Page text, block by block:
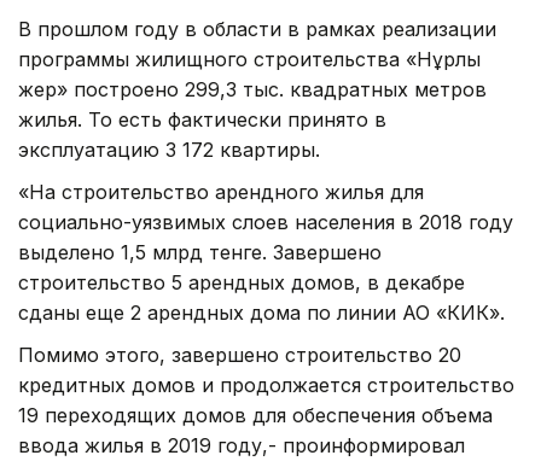
В прошлом году в области в рамках реализации
программы жилищного строительства «Нұрлы
жер» построено 299,3 тыс. квадратных метров
жилья. То есть фактически принято в
эксплуатацию 3 172 квартиры.
«На строительство арендного жилья для
социально-уязвимых слоев населения в 2018 году
выделено 1,5 млрд тенге. Завершено
строительство 5 арендных домов, в декабре
сданы еще 2 арендных дома по линии АО «КИК».
Помимо этого, завершено строительство 20
кредитных домов и продолжается строительство
19 переходящих домов для обеспечения объема
ввода жилья в 2019 году,- проинформировал